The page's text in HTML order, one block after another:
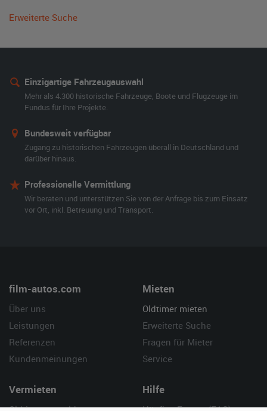
Erweiterte Suche
Einzigartige Fahrzeugauswahl
Mehr als 4.300 historische Fahrzeuge, Boote und Flugzeuge im
Fundus für Ihre Projekte.
Bundesweit verfügbar
Zugang zu historischen Fahrzeugen überall in Deutschland und
darüber hinaus.
Professionelle Vermittlung
Wir beraten und unterstützen Sie von der Anfrage bis zum Einsatz
vor Ort, inkl. Betreuung und Transport.
film-autos.com
Über uns
Leistungen
Referenzen
Kundenmeinungen
Mieten
Oldtimer mieten
Erweiterte Suche
Fragen für Mieter
Service
Vermieten Hilfe